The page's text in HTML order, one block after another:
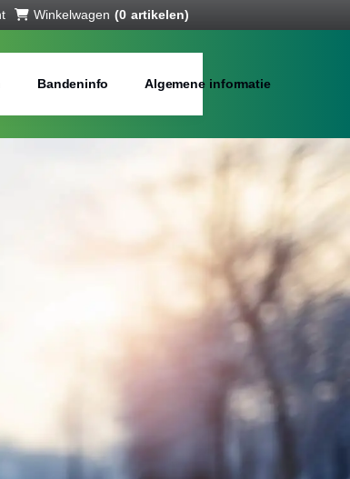
Winkelwagen (0 artikelen)
Bandeninfo Algemene informatie